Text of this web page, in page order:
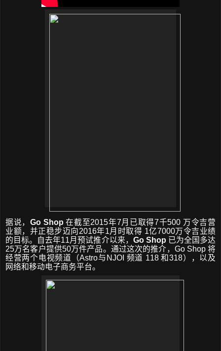
据说， Go Shop 在截至2015年7月已取得7千500 万令吉营
业额， 并正稳步迈向2016年1月时取得 1亿7000万令吉业绩
的目标。自去年11月预试推介以来， Go Shop 已为全国多达
25万名客户提供50万件产品。通过这次的推介， Go Shop将
经营两个电视频道（Astro与 NJOI 频道 118和318），以及
网络和移动电子商务平台。